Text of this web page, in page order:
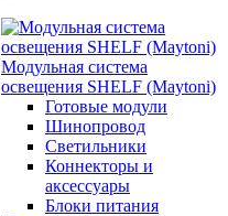
Модульная система
освещения SHELF (Maytoni)
Готовые модули
Шинопровод
Светильники
Коннекторы и
аксессуары
Блоки питания